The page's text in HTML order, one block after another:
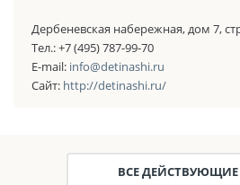
Дербеневская набережная, дом 7,
Тел.: +7 (495) 787-99-70
E-mail: info@detinashi.ru
Сайт: http://detinashi.ru/
ВСЕ